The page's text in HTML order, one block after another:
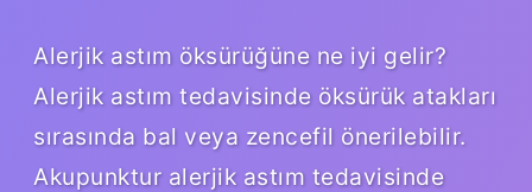
Alerjik astım öksürüğüne ne iyi gelir?
Alerjik astım tedavisinde öksürük atakları
sırasında bal veya zencefil önerilebilir.
Akupunktur alerjik astım tedavisinde